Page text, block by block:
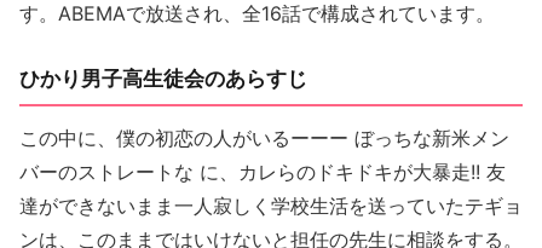
す。ABEMAで放送され、全16話で構成されています。
ひかり男子高生徒会のあらすじ
この中に、僕の初恋の人がいるーーー ぼっちな新米メン
バーのストレートな に、カレらのドキドキが大暴走!! 友
達ができないまま一人寂しく学校生活を送っていたテギョ
ンは、このままではいけないと担任の先生に相談をする。